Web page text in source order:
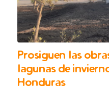
Prosiguen las
lagunas de
Honduras